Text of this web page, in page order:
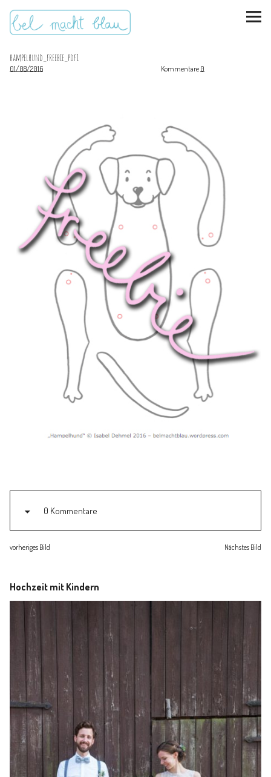
bloglovin
Malen + basteln
Feste feiern
Kinderzimmer
Mathe für Mamas
Familienleben
hampelhund_freebie_pdf1
01/08/2016 Kommentare 0
0 Kommentare
Nächstes Bild
vorheriges Bild
Hochzeit mit Kindern